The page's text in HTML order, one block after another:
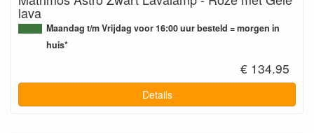
lava
Maandag t/m Vrijdag voor 16:00 uur besteld = morgen in
huis*
€ 134.95
Details